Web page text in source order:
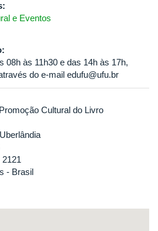
e Eventos
08h às 11h30 e das 14h às 17h,
do e-mail edufu@ufu.br
Cultural do Livro
- Brasil